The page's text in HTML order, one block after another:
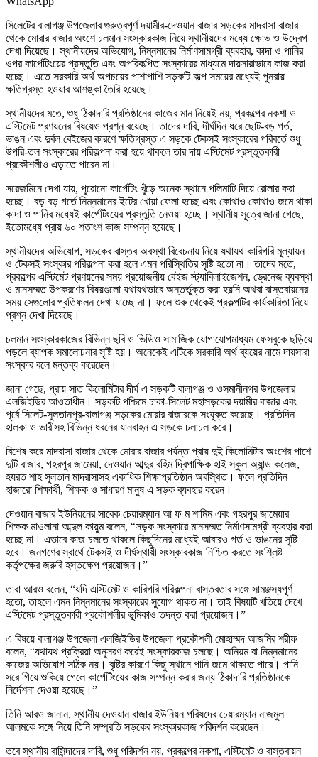
সিলেটের বালাগঞ্জ উপজেলার গুরুত্বপূর্ণ দয়ামীর-দেওয়ান বাজার সড়কের মাদরাসা বাজার
থেকে মোরার বাজার অংশে চলমান সংস্কারকাজ নিয়ে স্থানীয়দের মধ্যে ক্ষোভ ও উদ্বেগ
দেখা দিয়েছে। স্থানীয়দের অভিযোগ, নিম্নমানের নির্মাণসামগ্রী ব্যবহার, কাদা ও পানির
ওপর কার্পেটিংয়ের প্রস্তুতি এবং অপরিকল্পিত সংস্কারের মাধ্যমে দায়সারাভাবে কাজ করা
হচ্ছে। এতে সরকারি অর্থ অপচয়ের পাশাপাশি সড়কটি অল্প সময়ের মধ্যেই পুনরায়
ক্ষতিগ্রস্ত হওয়ার আশঙ্কা তৈরি হয়েছে।
স্থানীয়দের মতে, শুধু ঠিকাদারি প্রতিষ্ঠানের কাজের মান নিয়েই নয়, প্রকল্পের নকশা ও
এস্টিমেট প্রণয়নের বিষয়েও প্রশ্ন রয়েছে। তাদের দাবি, দীর্ঘদিন ধরে ছোট-বড় গর্ত,
ভাঙন এবং দুর্বল বেইজের কারণে ক্ষতিগ্রস্ত এ সড়কে টেকসই সংস্কারের পরিবর্তে শুধু
উপরি-তল সংস্কারের পরিকল্পনা করা হয়ে থাকলে তার দায় এস্টিমেট প্রস্তুতকারী
প্রকৌশলীও এড়াতে পারেন না।
সরেজমিনে দেখা যায়, পুরোনো কার্পেটিং খুঁড়ে অনেক স্থানে পলিমাটি দিয়ে রোলার করা
হচ্ছে। বড় বড় গর্তে নিম্নমানের ইটের খোয়া ফেলা হচ্ছে এবং কোথাও কোথাও জমে থাকা
কাদা ও পানির মধ্যেই কার্পেটিংয়ের প্রস্তুতি নেওয়া হচ্ছে। স্থানীয় সূত্রে জানা গেছে,
ইতোমধ্যে প্রায় ৬০ শতাংশ কাজ সম্পন্ন হয়েছে।
স্থানীয়দের অভিযোগ, সড়কের বাস্তব অবস্থা বিবেচনায় নিয়ে যথাযথ কারিগরি মূল্যায়ন
ও টেকসই সংস্কার পরিকল্পনা করা হলে এমন পরিস্থিতির সৃষ্টি হতো না। তাদের মতে,
প্রকল্পের এস্টিমেট প্রণয়নের সময় প্রয়োজনীয় বেইজ স্ট্যাবিলাইজেশন, ড্রেনেজ ব্যবস্থা
ও মানসম্মত উপকরণের বিষয়গুলো যথাযথভাবে অন্তর্ভুক্ত করা হয়নি অথবা বাস্তবায়নের
সময় সেগুলোর প্রতিফলন দেখা যাচ্ছে না। ফলে শুরু থেকেই প্রকল্পটির কার্যকারিতা নিয়ে
প্রশ্ন দেখা দিয়েছে।
চলমান সংস্কারকাজের বিভিন্ন ছবি ও ভিডিও সামাজিক যোগাযোগমাধ্যম ফেসবুকে ছড়িয়ে
পড়লে ব্যাপক সমালোচনার সৃষ্টি হয়। অনেকেই এটিকে সরকারি অর্থ ব্যয়ের নামে দায়সারা
সংস্কার বলে মন্তব্য করেছেন।
জানা গেছে, প্রায় সাত কিলোমিটার দীর্ঘ এ সড়কটি বালাগঞ্জ ও ওসমানীনগর উপজেলার
এলজিইডির আওতাধীন। সড়কটি পশ্চিমে ঢাকা-সিলেট মহাসড়কের দয়ামীর বাজার এবং
পূর্বে সিলেট-সুলতানপুর-বালাগঞ্জ সড়কের মোরার বাজারকে সংযুক্ত করেছে। প্রতিদিন
হালকা ও ভারীসহ বিভিন্ন ধরনের যানবাহন এ সড়কে চলাচল করে।
বিশেষ করে মাদরাসা বাজার থেকে মোরার বাজার পর্যন্ত প্রায় দুই কিলোমিটার অংশের পাশে
দুটি বাজার, গহরপুর জামেয়া, দেওয়ান আব্দুর রহিম দ্বিপাক্ষিক হাই স্কুল অ্যান্ড কলেজ,
হযরত শাহ সুলতান মাদরাসাসহ একাধিক শিক্ষাপ্রতিষ্ঠান অবস্থিত। ফলে প্রতিদিন
হাজারো শিক্ষার্থী, শিক্ষক ও সাধারণ মানুষ এ সড়ক ব্যবহার করেন।
দেওয়ান বাজার ইউনিয়নের সাবেক চেয়ারম্যান আ ফ ম শামিম এবং গহরপুর জামেয়ার
শিক্ষক মাওলানা আব্দুল কায়ুম বলেন, “সড়ক সংস্কারে মানসম্মত নির্মাণসামগ্রী ব্যবহার করা
হচ্ছে না। এভাবে কাজ চলতে থাকলে কিছুদিনের মধ্যেই আবারও গর্ত ও ভাঙনের সৃষ্টি
হবে। জনগণের স্বার্থে টেকসই ও দীর্ঘস্থায়ী সংস্কারকাজ নিশ্চিত করতে সংশ্লিষ্ট
কর্তৃপক্ষের জরুরি হস্তক্ষেপ প্রয়োজন।”
তারা আরও বলেন, “যদি এস্টিমেট ও কারিগরি পরিকল্পনা বাস্তবতার সঙ্গে সামঞ্জস্যপূর্ণ
হতো, তাহলে এমন নিম্নমানের সংস্কারের সুযোগ থাকত না। তাই বিষয়টি খতিয়ে দেখে
এস্টিমেট প্রস্তুতকারী প্রকৌশলীর ভূমিকাও তদন্ত করা প্রয়োজন।”
এ বিষয়ে বালাগঞ্জ উপজেলা এলজিইডির উপজেলা প্রকৌশলী মোহাম্মদ আজমির শরীফ
বলেন, “যথাযথ প্রক্রিয়া অনুসরণ করেই সংস্কারকাজ চলছে। অনিয়ম বা নিম্নমানের
কাজের অভিযোগ সঠিক নয়। বৃষ্টির কারণে কিছু স্থানে পানি জমে থাকতে পারে। পানি
সরে গিয়ে শুকিয়ে গেলে কার্পেটিংয়ের কাজ সম্পন্ন করার জন্য ঠিকাদারি প্রতিষ্ঠানকে
নির্দেশনা দেওয়া হয়েছে।”
তিনি আরও জানান, স্থানীয় দেওয়ান বাজার ইউনিয়ন পরিষদের চেয়ারম্যান নাজমুল
আলমকে সঙ্গে নিয়ে তিনি সম্প্রতি সড়কের সংস্কারকাজ পরিদর্শন করেছেন।
তবে স্থানীয় বাসিন্দাদের দাবি, শুধু পরিদর্শন নয়, প্রকল্পের নকশা, এস্টিমেট ও বাস্তবায়ন